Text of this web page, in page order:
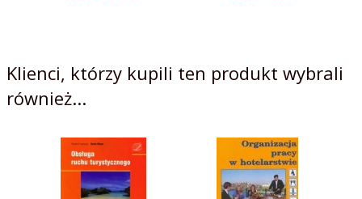
Klienci, którzy kupili ten produkt wybrali
również...